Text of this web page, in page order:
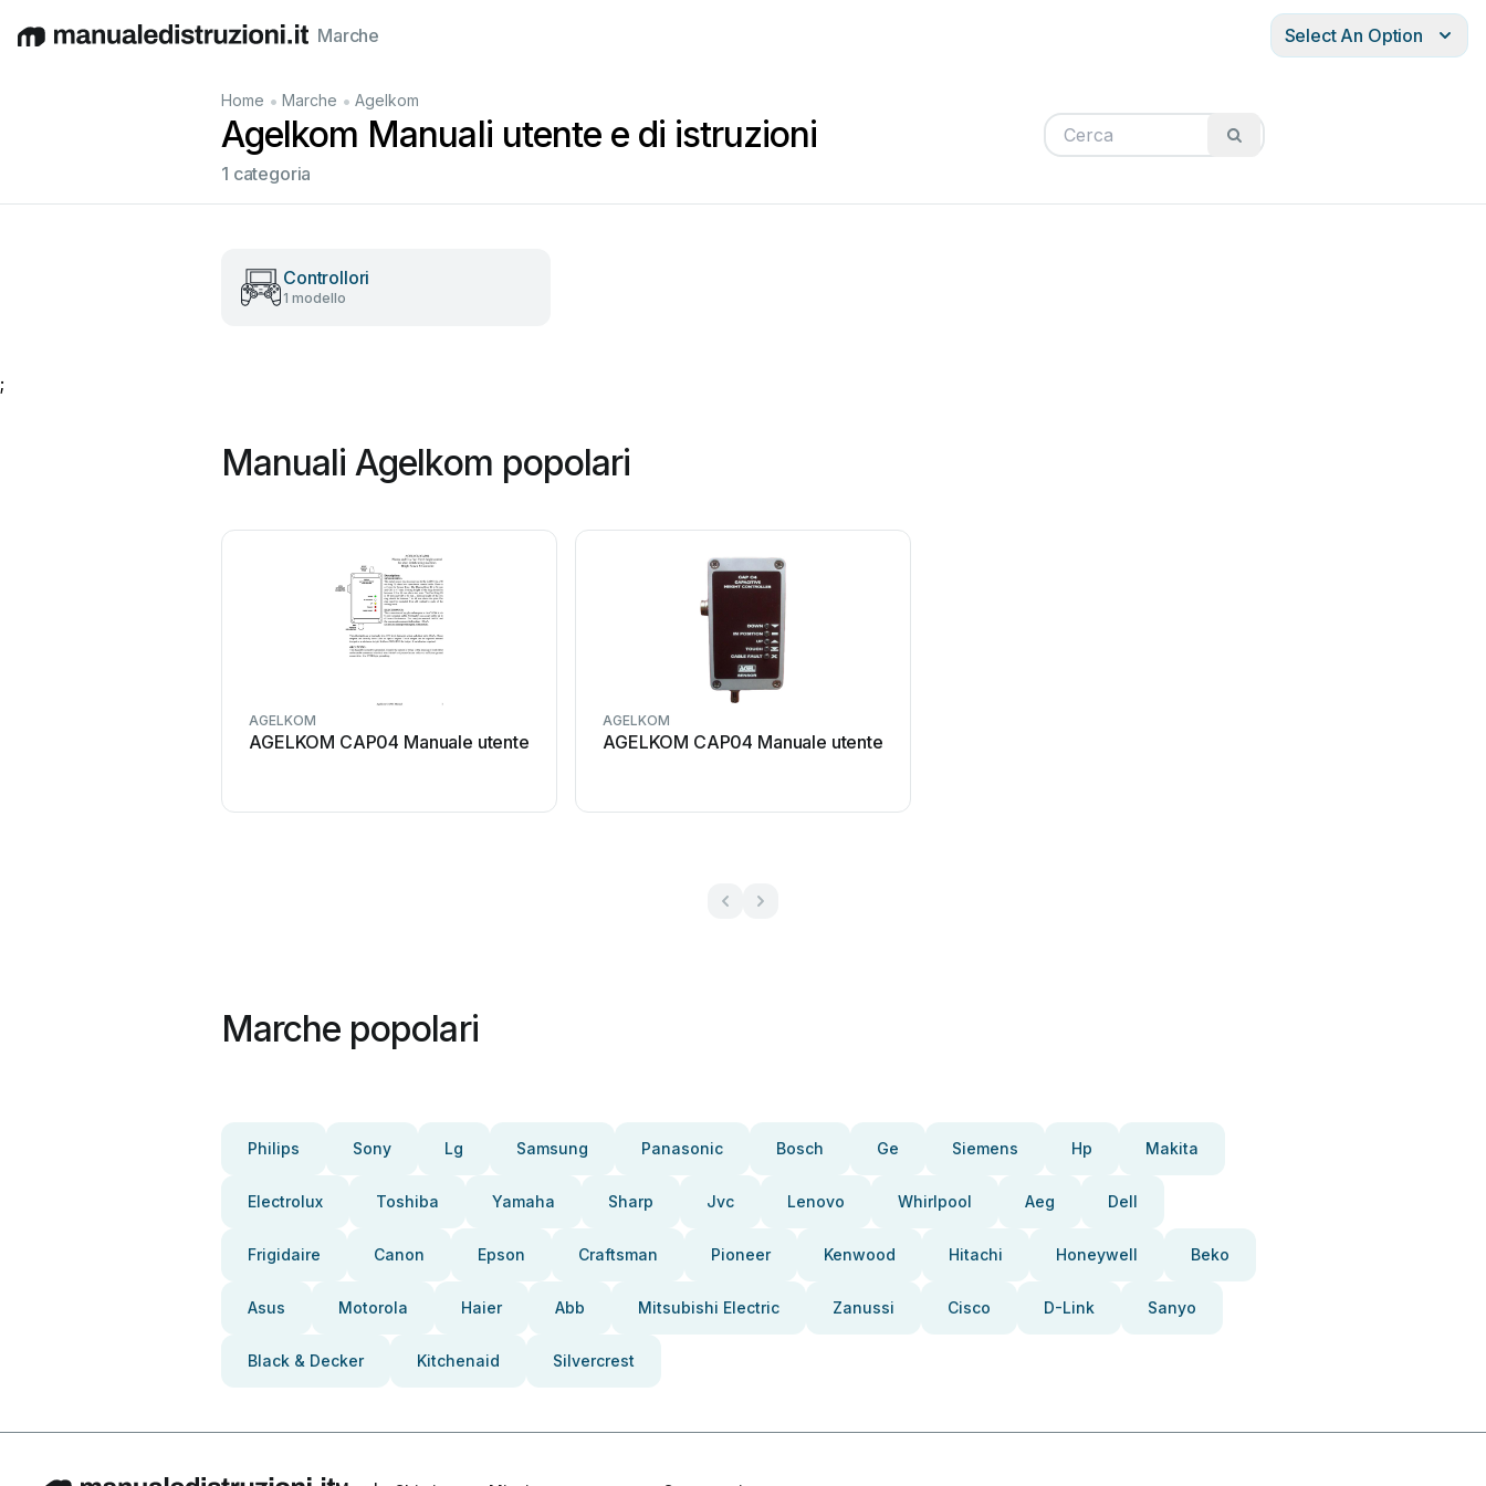
EnglishDeutschEspañol Italiano Français
Marche Select An Option
Home • Marche • Agelkom
Agelkom Manuali utente e di istruzioni
1 categoria
Controllori
1 modello
;
Manuali Agelkom popolari
AGELKOM
AGELKOM CAP04 Manuale utente
AGELKOM
AGELKOM CAP04 Manuale utente
Marche popolari
Philips Sony Lg Samsung Panasonic Bosch Ge Siemens Hp Makita
Electrolux Toshiba Yamaha Sharp Jvc Lenovo Whirlpool Aeg Dell
Frigidaire Canon Epson Craftsman Pioneer Kenwood Hitachi Honeywell Beko
Asus Motorola Haier Abb Mitsubishi Electric Zanussi Cisco D-Link Sanyo
Black & Decker Kitchenaid Silvercrest